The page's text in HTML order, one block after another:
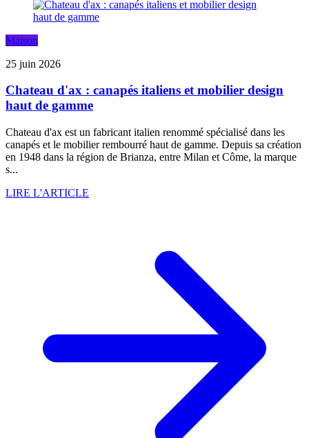
Maison
25 juin 2026
Chateau d'ax : canapés italiens et mobilier design
haut de gamme
Chateau d'ax est un fabricant italien renommé spécialisé dans les
canapés et le mobilier rembourré haut de gamme. Depuis sa création
en 1948 dans la région de Brianza, entre Milan et Côme, la marque
s...
LIRE L'ARTICLE